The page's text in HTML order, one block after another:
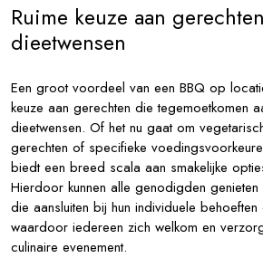
Ruime keuze aan
dieetwensen
Een groot voordeel van een BBQ op
keuze aan gerechten die tegemoetkomen
dieetwensen. Of het nu gaat om
gerechten of specifieke
biedt een breed scala aan smakelijke
Hierdoor kunnen alle genodigden genieten
die aansluiten bij hun individuele
waardoor iedereen zich welkom en
culinaire evenement.